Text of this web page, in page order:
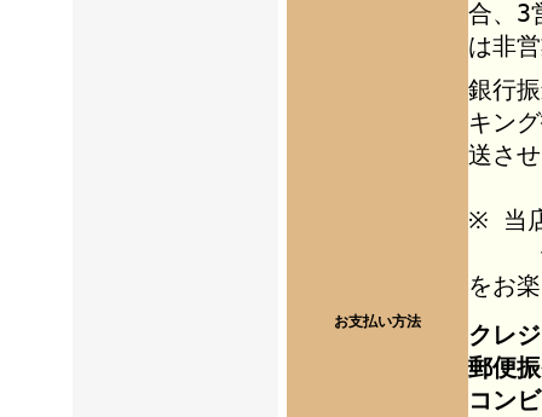
合、3
は非
銀行
キン
送さ
※ 当
個
をお
お支払い方法
クレ
郵便
コン